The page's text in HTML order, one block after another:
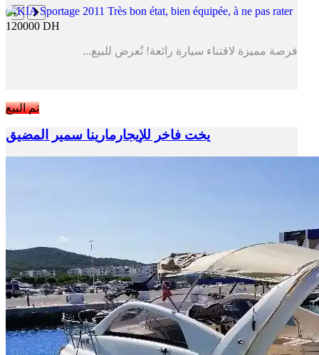
120000 DH
فرصة مميزة لاقتناء سيارة رائعة! تُعرض للبيع...
تم البيع
يخت فاخر للإيجارمارينا سمير المضيق